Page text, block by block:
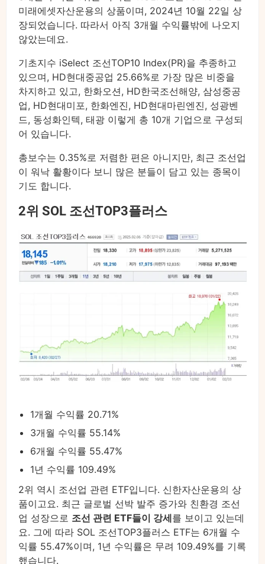
미래에셋자산운용의 상품이며, 2024년 10월 22일 상
장되었습니다. 따라서 아직 3개월 수익률밖에 나오지
않았는데요.
기초지수 iSelect 조선TOP10 Index(PR)을 추종하고
있으며, HD현대중공업 25.66%로 가장 많은 비중을
차지하고 있고, 한화오션, HD한국조선해양, 삼성중공
업, HD현대미포, 한화엔진, HD현대마린엔진, 성광벤
드, 동성화인텍, 태광 이렇게 총 10개 기업으로 구성되
어 있습니다.
총보수는 0.35%로 저렴한 편은 아니지만, 최근 조선업
이 워낙 활황이다 보니 많은 분들이 담고 있는 종목이
기도 합니다.
2위 SOL 조선TOP3플러스
1개월 수익률 20.71%
3개월 수익률 55.14%
6개월 수익률 55.47%
1년 수익률 109.49%
2위 역시 조선업 관련 ETF입니다. 신한자산운용의 상
품이고요. 최근 글로벌 선박 발주 증가와 친환경 조선
업 성장으로 조선 관련 ETF들이 강세를 보이고 있는데
요. 그에 따라 SOL 조선TOP3플러스 ETF는 6개월 수
익률 55.47%이며, 1년 수익률은 무려 109.49%를 기록
했습니다.